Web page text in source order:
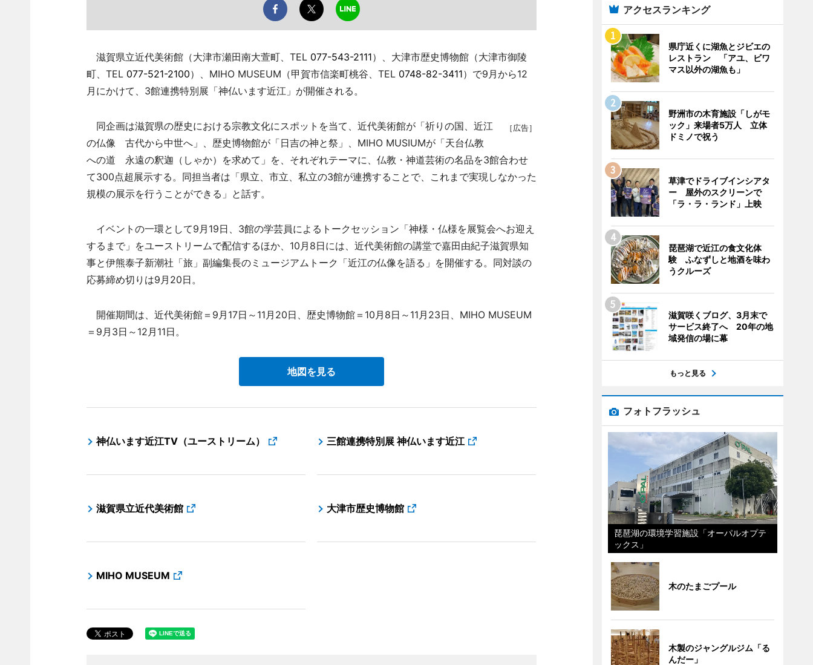
滋賀県立近代美術館（大津市瀬田南大萱町、TEL 077-543-2111）、大津市歴史博物館（大津市御陵
町、TEL 077-521-2100）、MIHO MUSEUM（甲賀市信楽町桃谷、TEL 0748-82-3411）で9月から12
月にかけて、3館連携特別展「神仏います近江」が開催される。
［広告］
同企画は滋賀県の歴史における宗教文化にスポットを当て、近代美術館が「祈りの国、近江
の仏像 古代から中世へ」、歴史博物館が「日吉の神と祭」、MIHO MUSIUMが「天台仏教
への道 永遠の釈迦（しゃか）を求めて」を、それぞれテーマに、仏教・神道芸術の名品を3館合わせ
て300点超展示する。同担当者は「県立、市立、私立の3館が連携することで、これまで実現しなかった
規模の展示を行うことができる」と話す。
イベントの一環として9月19日、3館の学芸員によるトークセッション「神様・仏様を展覧会へお迎え
するまで」をユーストリームで配信するほか、10月8日には、近代美術館の講堂で嘉田由紀子滋賀県知
事と伊熊泰子新潮社「旅」副編集長のミュージアムトーク「近江の仏像を語る」を開催する。同対談の
応募締め切りは9月20日。
開催期間は、近代美術館＝9月17日～11月20日、歴史博物館＝10月8日～11月23日、MIHO MUSEUM
＝9月3日～12月11日。
地図を見る
神仏います近江TV（ユーストリーム） 三館連携特別展 神仏います近江
滋賀県立近代美術館 大津市歴史博物館
MIHO MUSEUM
アクセスランキング
県庁近くに湖魚とジビエの
レストラン 「アユ、ビワ
マス以外の湖魚も」
野洲市の木育施設「しがモ
ック」来場者5万人 立体
ドミノで祝う
草津でドライブインシアタ
ー 屋外のスクリーンで
「ラ・ラ・ランド」上映
琵琶湖で近江の食文化体
験 ふなずしと地酒を味わ
うクルーズ
滋賀咲くブログ、3月末で
サービス終了へ 20年の地
域発信の場に幕
もっと見る
フォトフラッシュ
琵琶湖の環境学習施設「オーパルオプテ
ックス」
木のたまごプール
木製のジャングルジム「る
んだー」